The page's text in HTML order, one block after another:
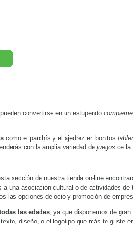
convertirse en un estupendo
como el parchís y el ajedrez en bonitos
con la amplia variedad de juegos de la
sección de nuestra tienda on-line
a una asociación cultural o de actividades
las opciones de ocio y promoción de
las edades, ya que disponemos de
texto, diseño, o el logotipo que más te guste